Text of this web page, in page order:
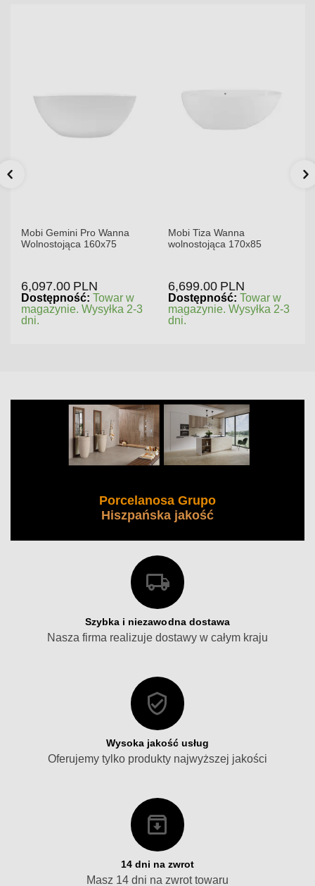
Mobi Gemini Pro Wanna
Wolnostojąca 160x75
6,097.00 PLN
Dostępność: Towar w
magazynie. Wysyłka 2-3
dni.
Mobi Tiza Wanna
wolnostojąca 170x85
6,699.00 PLN
Dostępność: Towar w
magazynie. Wysyłka 2-3
dni.
Porcelanosa Grupo
Hiszpańska jakość
Szybka i niezawodna dostawa
Nasza firma realizuje dostawy w całym kraju
Wysoka jakość usług
Oferujemy tylko produkty najwyższej jakości
14 dni na zwrot
Masz 14 dni na zwrot towaru